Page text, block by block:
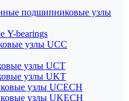
подшипниковые узлы
Y-bearings
узлы UCC
узлы UCT
узлы UKT
узлы UCECH
узлы UKECH